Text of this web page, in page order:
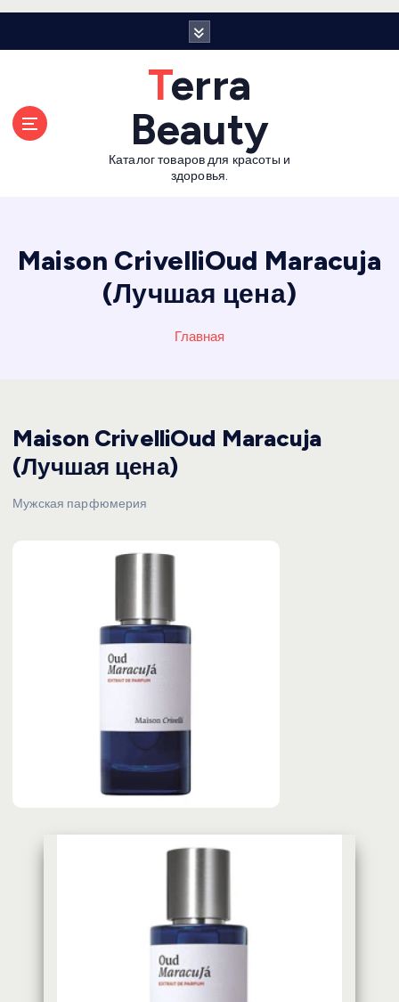
Terra
Beauty
Каталог товаров для красоты и
здоровья.
Maison CrivelliOud Maracuja
(Лучшая цена)
Главная
Maison CrivelliOud Maracuja
(Лучшая цена)
Мужская парфюмерия